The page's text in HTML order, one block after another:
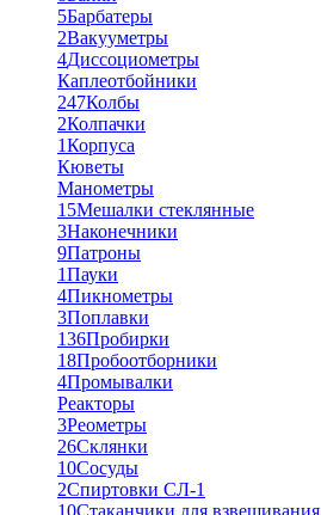
5Барбатеры
2Вакууметры
4Диссоциометры
Каплеотбойники
247Колбы
2Колпачки
1Корпуса
Кюветы
Манометры
15Мешалки стеклянные
3Наконечники
9Патроны
1Пауки
4Пикнометры
3Поплавки
136Пробирки
18Пробоотборники
4Промывалки
Реакторы
3Реометры
26Склянки
10Сосуды
2Спиртовки СЛ-1
10Стаканчики для взвешивания